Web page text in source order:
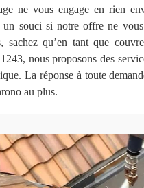
ne vous engage en rien
un souci si notre offre ne
sachez qu’en tant que
nous proposons des
La réponse à toute
au plus.